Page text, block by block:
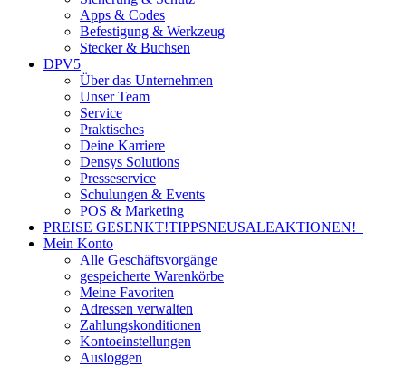
Apps & Codes
Befestigung & Werkzeug
Stecker & Buchsen
DPV5
Über das Unternehmen
Unser Team
Service
Praktisches
Deine Karriere
Densys Solutions
Presseservice
Schulungen & Events
POS & Marketing
PREISE GESENKT!TIPPSNEUSALEAKTIONEN!
Mein Konto
Alle Geschäftsvorgänge
gespeicherte Warenkörbe
Meine Favoriten
Adressen verwalten
Zahlungskonditionen
Kontoeinstellungen
Ausloggen